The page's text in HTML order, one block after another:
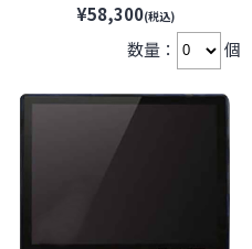
【VESA75】【防犯カメラ】
【監視カメラ】【セキュリティ
¥58,300(税込)
数量： 個